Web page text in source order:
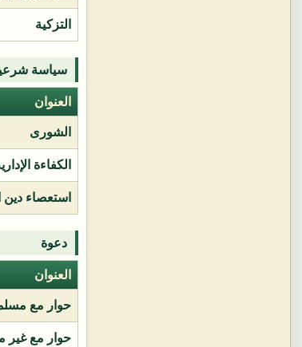
التزكية
سياسة
العنوان
الشورى
الكفاءة
استعصاء دين
دعوة
العنوان
حوار مع
حوار مع غير